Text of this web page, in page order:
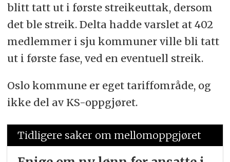
blitt tatt ut i første streikeuttak, dersom
det ble streik. Delta hadde varslet at 402
medlemmer i sju kommuner ville bli tatt
ut i første fase, ved en eventuell streik.
Oslo kommune er eget tariffområde, og
ikke del av KS-oppgjøret.
Tidligere saker om mellomoppgjøret